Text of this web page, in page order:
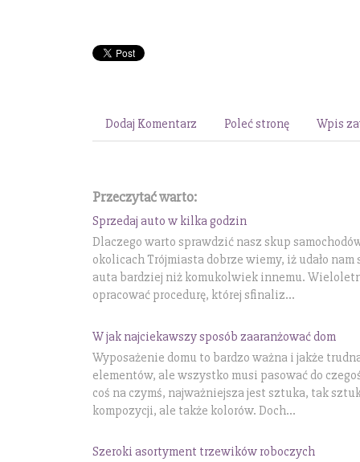
Dodaj Komentarz Poleć stronę Wpis
Przeczytać warto:
Sprzedaj auto w kilka godzin
Dlaczego warto sprawdzić nasz skup
okolicach Trójmiasta dobrze wiemy, iż udało
auta bardziej niż komukolwiek innemu.
opracować procedurę, której sfinaliz...
W jak najciekawszy sposób zaaranżować dom
Wyposażenie domu to bardzo ważna i jakże
elementów, ale wszystko musi pasować do
coś na czymś, najważniejsza jest sztuka, tak
kompozycji, ale także kolorów. Doch...
Szeroki asortyment trzewików roboczych